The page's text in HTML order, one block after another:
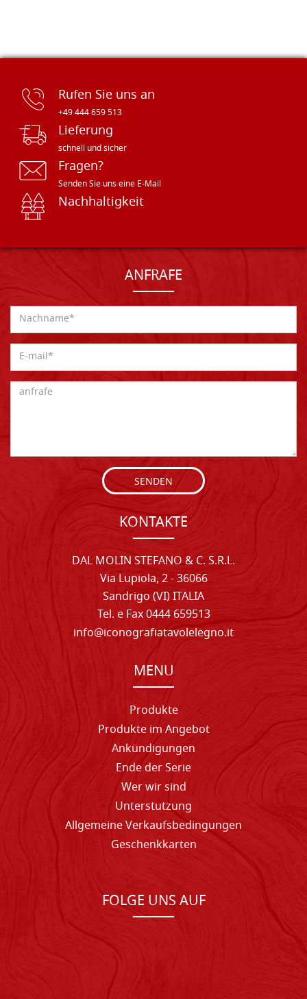
Rufen Sie uns an
+49 444 659 513
Lieferung
schnell und sicher
Fragen?
Senden Sie uns eine E-Mail
Nachhaltigkeit
ANFRAFE
SENDEN
KONTAKTE
DAL MOLIN STEFANO & C. S.R.L.
Via Lupiola, 2 - 36066
Sandrigo (VI) ITALIA
Tel. e Fax 0444 659513
info@iconografiatavolelegno.it
MENU
Produkte
Produkte im Angebot
Ankündigungen
Ende der Serie
Wer wir sind
Unterstutzung
Allgemeine Verkaufsbedingungen
Geschenkkarten
FOLGE UNS AUF